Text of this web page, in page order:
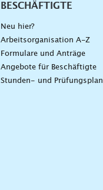
BESCHÄFTIGTE
Neu hier?
Arbeitsorganisation A-Z
Formulare und Anträge
Angebote für Beschäftigte
Stunden- und Prüfungsplan